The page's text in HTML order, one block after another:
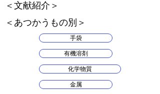
​＜文献紹介＞
​＜あつかうもの別＞
手袋
有機溶剤
化学物質
金属